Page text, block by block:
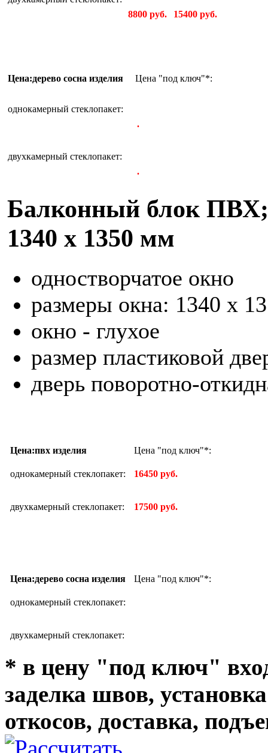
8800 руб.
15400 руб.
Цена:дерево сосна изделия Цена "под ключ"*:
однокамерный стеклопакет:
.
двухкамерный стеклопакет:
.
Балконный блок ПВХ;
1340 х 1350 мм
одностворчатое окно
размеры окна: 1340 х
окно -
размер пластиковой
дверь поворотно-
Цена:пвх изделия Цена "под ключ"*:
однокамерный стеклопакет: 16450 руб.
двухкамерный стеклопакет: 17500 руб.
Цена:дерево сосна изделия Цена "под ключ"*:
однокамерный стеклопакет:
двухкамерный стеклопакет:
* в цену "под ключ"
заделка швов,
откосов, доставка,